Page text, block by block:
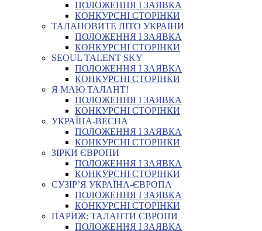
ПОЛОЖЕННЯ І ЗАЯВКА
КОНКУРСНІ СТОРІНКИ
ТАЛАНОВИТЕ ЛІТО УКРАЇНИ
ПОЛОЖЕННЯ І ЗАЯВКА
КОНКУРСНІ СТОРІНКИ
SEOUL TALENT SKY
ПОЛОЖЕННЯ І ЗАЯВКА
КОНКУРСНІ СТОРІНКИ
Я МАЮ ТАЛАНТ!
ПОЛОЖЕННЯ І ЗАЯВКА
КОНКУРСНІ СТОРІНКИ
УКРАЇНА-ВЕСНА
ПОЛОЖЕННЯ І ЗАЯВКА
КОНКУРСНІ СТОРІНКИ
ЗІРКИ ЄВРОПИ
ПОЛОЖЕННЯ І ЗАЯВКА
КОНКУРСНІ СТОРІНКИ
СУЗІР’Я УКРАЇНА-ЄВРОПА
ПОЛОЖЕННЯ І ЗАЯВКА
КОНКУРСНІ СТОРІНКИ
ПАРИЖ: ТАЛАНТИ ЄВРОПИ
ПОЛОЖЕННЯ І ЗАЯВКА